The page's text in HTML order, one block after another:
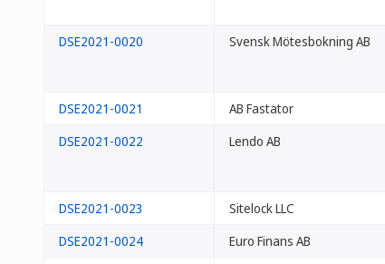
DSE2021-0020
Svensk Mötesbokning AB
DSE2021-0021
AB Fastator
DSE2021-0022
Lendo AB
DSE2021-0023
Sitelock LLC
DSE2021-0024
Euro Finans AB